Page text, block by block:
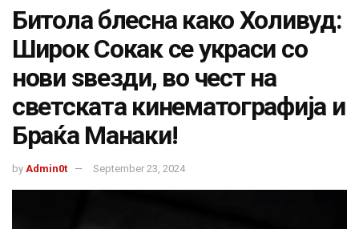
Битола блесна како Холивуд:
Широк Сокак се украси со
нови ѕвезди, во чест на
светската кинематографија и
Браќа Манаки!
by Admin0t September 23, 2024